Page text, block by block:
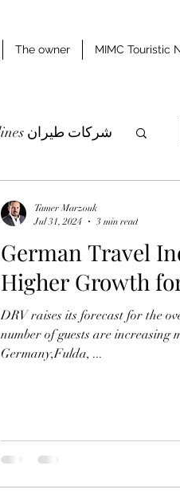
The owner MIMC Touristic
Airlines شركات طيران
German Travel
Higher Growth
DRV raises its forecast for the
number of guests are increasing
Germany,Fulda, ...
Tamer Marzouk
Jul 31, 2024
3 min read